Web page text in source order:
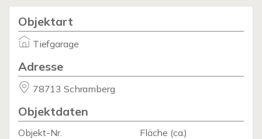
Objektart
Tiefgarage
Adresse
78713 Schramberg
Objektdaten
Objekt-Nr.
Fläche (ca.)